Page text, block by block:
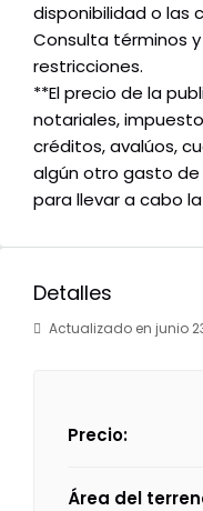
disponibilidad o las
Consulta términos
restricciones.
**El precio de la
notariales,
créditos, avalúos,
algún otro gasto
para llevar a cabo
Detalles
Actualizado en junio
Precio:
Área del